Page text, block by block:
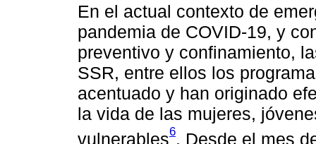
En el actual contexto de
pandemia de COVID-19, y
preventivo y confinamiento,
SSR, entre ellos los
acentuado y han originado
la vida de las mujeres,
vulnerables6. Desde el mes